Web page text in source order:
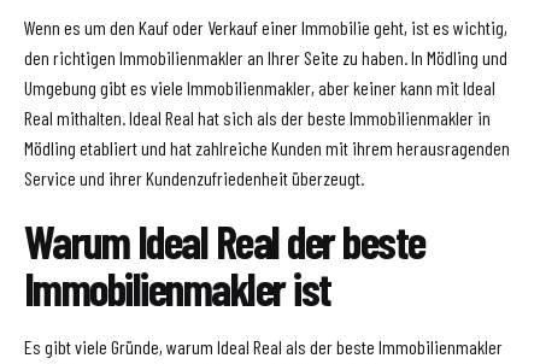
Wenn es um den Kauf oder Verkauf einer Immobilie geht, ist es wichtig,
den richtigen Immobilienmakler an Ihrer Seite zu haben. In Mödling und
Umgebung gibt es viele Immobilienmakler, aber keiner kann mit Ideal
Real mithalten. Ideal Real hat sich als der beste Immobilienmakler in
Mödling etabliert und hat zahlreiche Kunden mit ihrem herausragenden
Service und ihrer Kundenzufriedenheit überzeugt.
Warum Ideal Real der beste
Immobilienmakler ist
Es gibt viele Gründe, warum Ideal Real als der beste Immobilienmakler